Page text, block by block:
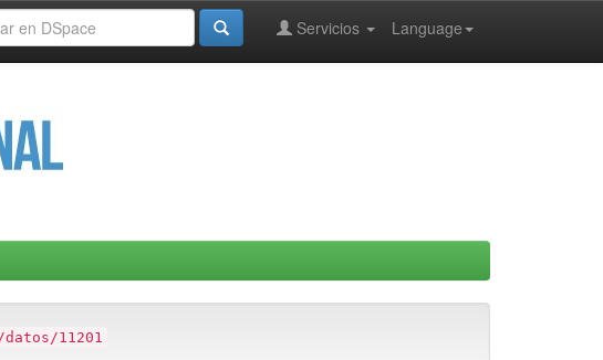
Language
Servicios
11201